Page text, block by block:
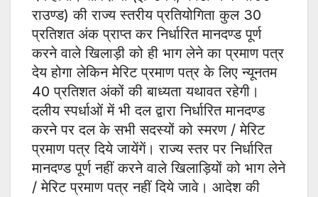
राउण्ड) की राज्य स्तरीय प्रतियोगिता कुल 30
प्रतिशत अंक प्राप्त कर निर्धारित मानदण्ड पूर्ण
करने वाले खिलाड़ी को ही भाग लेने का प्रमाण पत्र
देय होगा लेकिन मेरिट प्रमाण पत्र के लिए न्यूनतम
40 प्रतिशत अंकों की बाध्यता यथावत रहेगी।
दलीय स्पर्धाओं में भी दल द्वारा निर्धारित मानदण्ड
करने पर दल के सभी सदस्यों को स्मरण / मेरिट
प्रमाण पत्र दिये जायेंगें। राज्य स्तर पर निर्धारित
मानदण्ड पूर्ण नहीं करने वाले खिलाड़ियों को भाग लेने
/ मेरिट प्रमाण पत्र नहीं दिये जावे। आदेश की